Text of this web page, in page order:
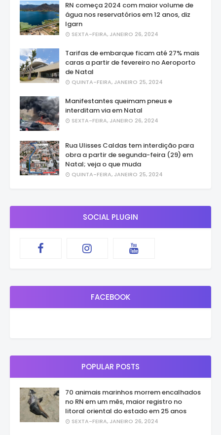
RN começa 2024 com maior volume de
água nos reservatórios em 12 anos, diz
Igarn
SEXTA-FEIRA, JANEIRO 26, 2024
Tarifas de embarque ficam até 27% mais
caras a partir de fevereiro no Aeroporto
de Natal
QUINTA-FEIRA, JANEIRO 25, 2024
Manifestantes queimam pneus e
interditam via em Natal
SEXTA-FEIRA, JANEIRO 26, 2024
Rua Ulisses Caldas tem interdição para
obra a partir de segunda-feira (29) em
Natal; veja o que muda
QUINTA-FEIRA, JANEIRO 25, 2024
SOCIAL PLUGIN
FACEBOOK
POPULAR POSTS
70 animais marinhos morrem encalhados
no RN em um mês, maior registro no
litoral oriental do estado em 25 anos
SEXTA-FEIRA, JANEIRO 26, 2024